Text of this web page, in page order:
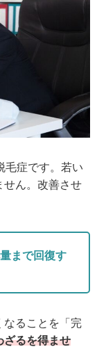
毛症です。若い
せん。改善させ
まで回復す
なることを「完
ざるを得ませ